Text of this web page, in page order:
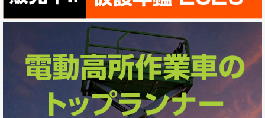
b
o
o
k
e
d
I
n